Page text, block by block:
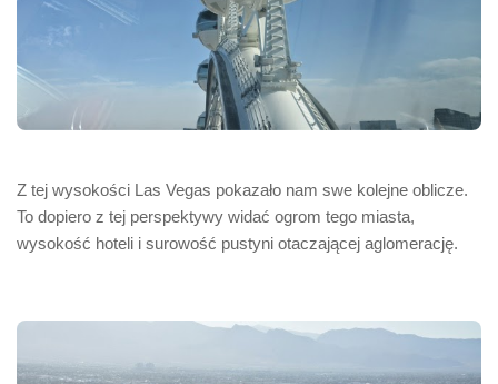
Z tej wysokości Las Vegas pokazało nam swe kolejne oblicze.
To dopiero z tej perspektywy widać ogrom tego miasta,
wysokość hoteli i surowość pustyni otaczającej aglomerację.